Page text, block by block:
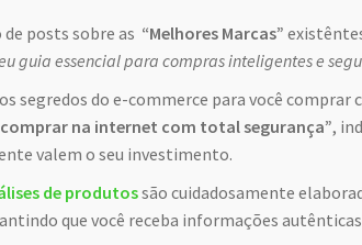
posts sobre as “Melhores Marcas”
guia essencial para compras inteligentes e
segredos do e-commerce para você
na internet com total segurança”,
valem o seu investimento.
de produtossão cuidadosamente
que você receba informações